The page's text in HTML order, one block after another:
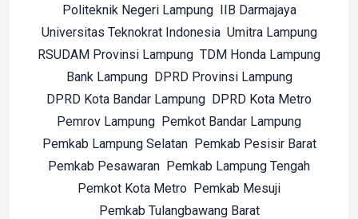
Politeknik Negeri Lampung IIB Darmajaya
Universitas Teknokrat Indonesia Umitra Lampung
RSUDAM Provinsi Lampung TDM Honda Lampung
Bank Lampung DPRD Provinsi Lampung
DPRD Kota Bandar Lampung DPRD Kota Metro
Pemrov Lampung Pemkot Bandar Lampung
Pemkab Lampung Selatan Pemkab Pesisir Barat
Pemkab Pesawaran Pemkab Lampung Tengah
Pemkot Kota Metro Pemkab Mesuji
Pemkab Tulangbawang Barat